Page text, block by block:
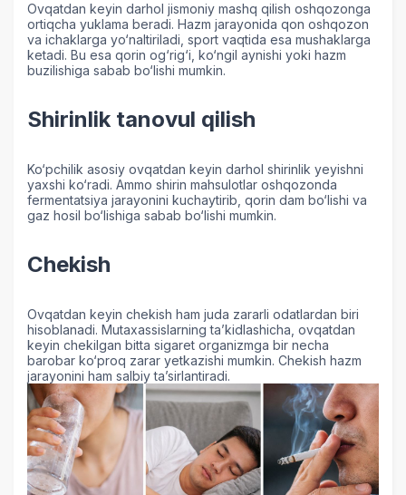
Ovqatdan keyin darhol jismoniy mashq qilish oshqozonga
ortiqcha yuklama beradi. Hazm jarayonida qon oshqozon
va ichaklarga yo‘naltiriladi, sport vaqtida esa mushaklarga
ketadi. Bu esa qorin og‘rig‘i, ko‘ngil aynishi yoki hazm
buzilishiga sabab bo‘lishi mumkin.
Shirinlik tanovul qilish
Ko‘pchilik asosiy ovqatdan keyin darhol shirinlik yeyishni
yaxshi ko‘radi. Ammo shirin mahsulotlar oshqozonda
fermentatsiya jarayonini kuchaytirib, qorin dam bo‘lishi va
gaz hosil bo‘lishiga sabab bo‘lishi mumkin.
Chekish
Ovqatdan keyin chekish ham juda zararli odatlardan biri
hisoblanadi. Mutaxassislarning ta’kidlashicha, ovqatdan
keyin chekilgan bitta sigaret organizmga bir necha
barobar ko‘proq zarar yetkazishi mumkin. Chekish hazm
jarayonini ham salbiy ta’sirlantiradi.